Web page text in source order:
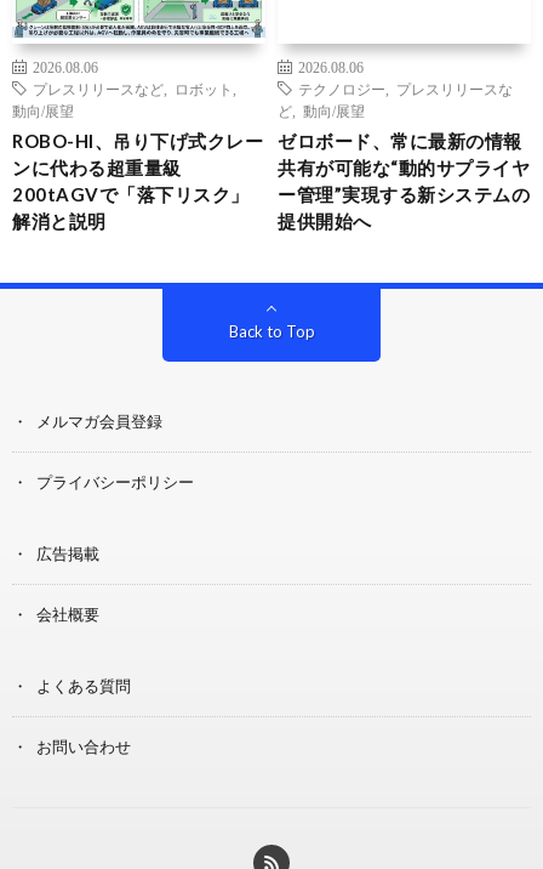
2026.08.06
プレスリリースなど
ロボット
動向/展望
ROBO-HI、吊り下げ式クレー
ンに代わる超重量級
200tAGVで「落下リスク」
解消と説明
2026.08.06
テクノロジー
プレスリリースな
ど
動向/展望
ゼロボード、常に最新の情報
共有が可能な“動的サプライヤ
ー管理”実現する新システムの
提供開始へ
Back to Top
メルマガ会員登録
プライバシーポリシー
広告掲載
会社概要
よくある質問
お問い合わせ